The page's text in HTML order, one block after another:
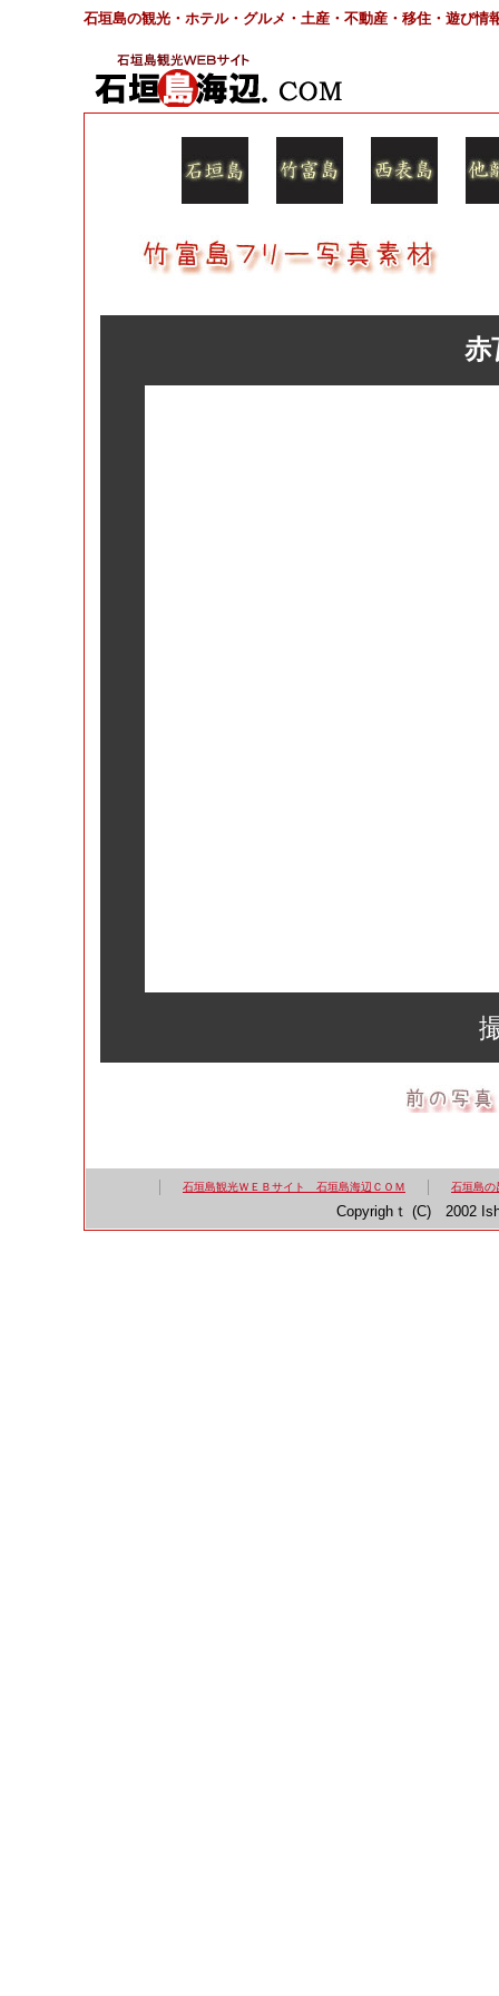
石垣島の観光・ホテル・グルメ・土産・不動産・移住・遊び情
赤
石垣島観光ＷＥＢサイト 石垣島海辺ＣＯＭ 石垣島
Copyrighｔ (C) 2002